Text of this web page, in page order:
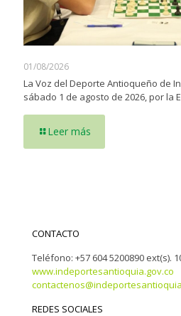
01/08/2026
La Voz del Deporte Antioqueño de
sábado 1 de agosto de 2026, por la
Leer más
CONTACTO
Teléfono: +57 604 5200890 ext(s).
www.indeportesantioquia.gov.co
REDES SOCIALES